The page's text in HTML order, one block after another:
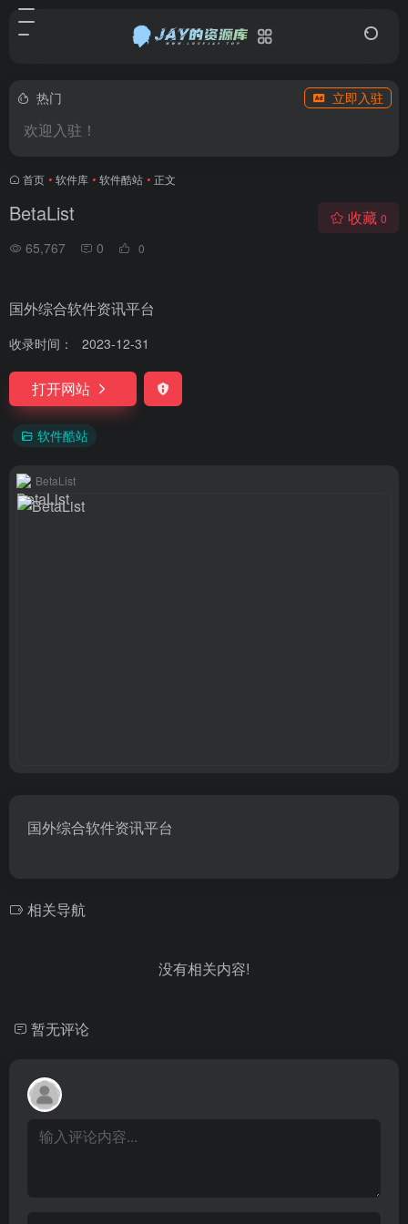
热门 立即入驻
欢迎入驻！
首页 • 软件库 • 软件酷站 • 正文
BetaList
65,767 0 0
收藏 0
国外综合软件资讯平台
收录时间： 2023-12-31
打开网站
软件酷站
BetaList
国外综合软件资讯平台
相关导航
没有相关内容!
暂无评论